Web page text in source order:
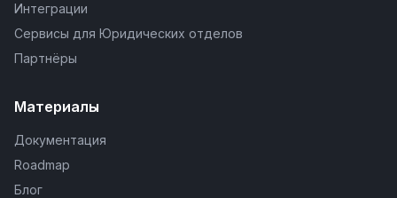
Интеграции
Сервисы для Юридических отделов
Партнёры
Материалы
Документация
Roadmap
Блог